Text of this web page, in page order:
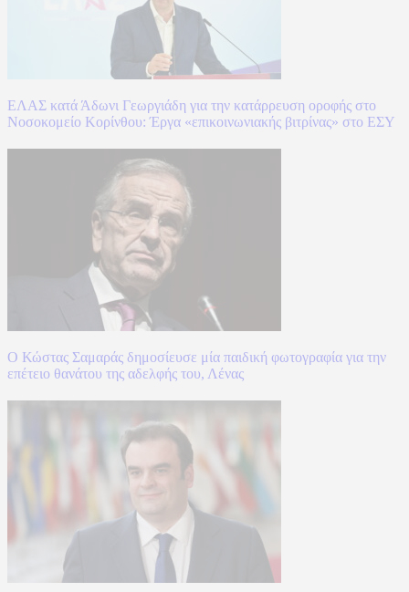
ΕΛΑΣ κατά Άδωνι Γεωργιάδη για την κατάρρευση οροφής στο
Νοσοκομείο Κορίνθου: Έργα «επικοινωνιακής βιτρίνας» στο ΕΣΥ
Ο Κώστας Σαμαράς δημοσίευσε μία παιδική φωτογραφία για την
επέτειο θανάτου της αδελφής του, Λένας